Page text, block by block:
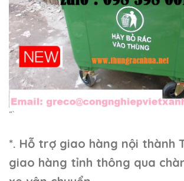
“`
*. Hỗ trợ giao hàng nội thành
giao hàng tỉnh thông qua